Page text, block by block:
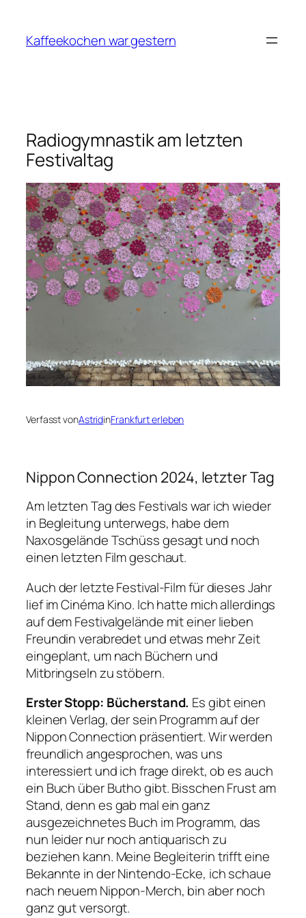
springen
Kaffeekochen war gestern
Radiogymnastik am letzten
Festivaltag
Verfasst vonAstridinFrankfurt erleben
Nippon Connection 2024, letzter Tag
Am letzten Tag des Festivals war ich wieder
in Begleitung unterwegs, habe dem
Naxosgelände Tschüss gesagt und noch
einen letzten Film geschaut.
Auch der letzte Festival-Film für dieses Jahr
lief im Cinéma Kino. Ich hatte mich allerdings
auf dem Festivalgelände mit einer lieben
Freundin verabredet und etwas mehr Zeit
eingeplant, um nach Büchern und
Mitbringseln zu stöbern.
Erster Stopp: Bücherstand. Es gibt einen
kleinen Verlag, der sein Programm auf der
Nippon Connection präsentiert. Wir werden
freundlich angesprochen, was uns
interessiert und ich frage direkt, ob es auch
ein Buch über Butho gibt. Bisschen Frust am
Stand, denn es gab mal ein ganz
ausgezeichnetes Buch im Programm, das
nun leider nur noch antiquarisch zu
beziehen kann. Meine Begleiterin trifft eine
Bekannte in der Nintendo-Ecke, ich schaue
nach neuem Nippon-Merch, bin aber noch
ganz gut versorgt.